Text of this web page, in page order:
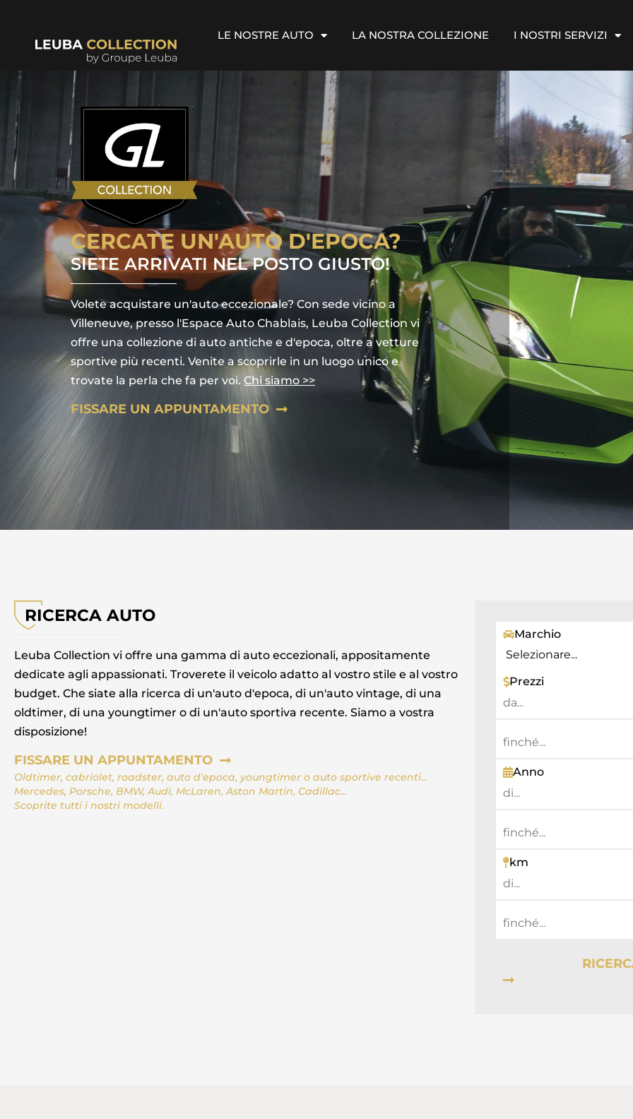
LE NOSTRE AUTO LA NOSTRA COLLEZIONE I NOSTRI SERVIZI
CERCATE UN'AUTO D'EPOCA?
SIETE ARRIVATI NEL POSTO GIUSTO!
Volete acquistare un'auto eccezionale? Con sede vicino a
Villeneuve, presso l'Espace Auto Chablais, Leuba Collection vi
offre una collezione di auto antiche e d'epoca, oltre a vetture
sportive più recenti. Venite a scoprirle in un luogo unico e
trovate la perla che fa per voi. Chi siamo >>
FISSARE UN APPUNTAMENTO
RICERCA AUTO
Leuba Collection vi offre una gamma di auto eccezionali, appositamente
dedicate agli appassionati. Troverete il veicolo adatto al vostro stile e al vostro
budget. Che siate alla ricerca di un'auto d'epoca, di un'auto vintage, di una
oldtimer, di una youngtimer o di un'auto sportiva recente. Siamo a vostra
disposizione!
FISSARE UN APPUNTAMENTO
Oldtimer, cabriolet, roadster, auto d'epoca, youngtimer o auto sportive recenti...
Mercedes, Porsche, BMW, Audi, McLaren, Aston Martin, Cadillac...
Scoprite tutti i nostri modelli.
Marchio
Prezzi
Anno
km